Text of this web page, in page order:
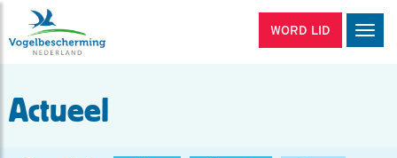
WORD LID
Actueel